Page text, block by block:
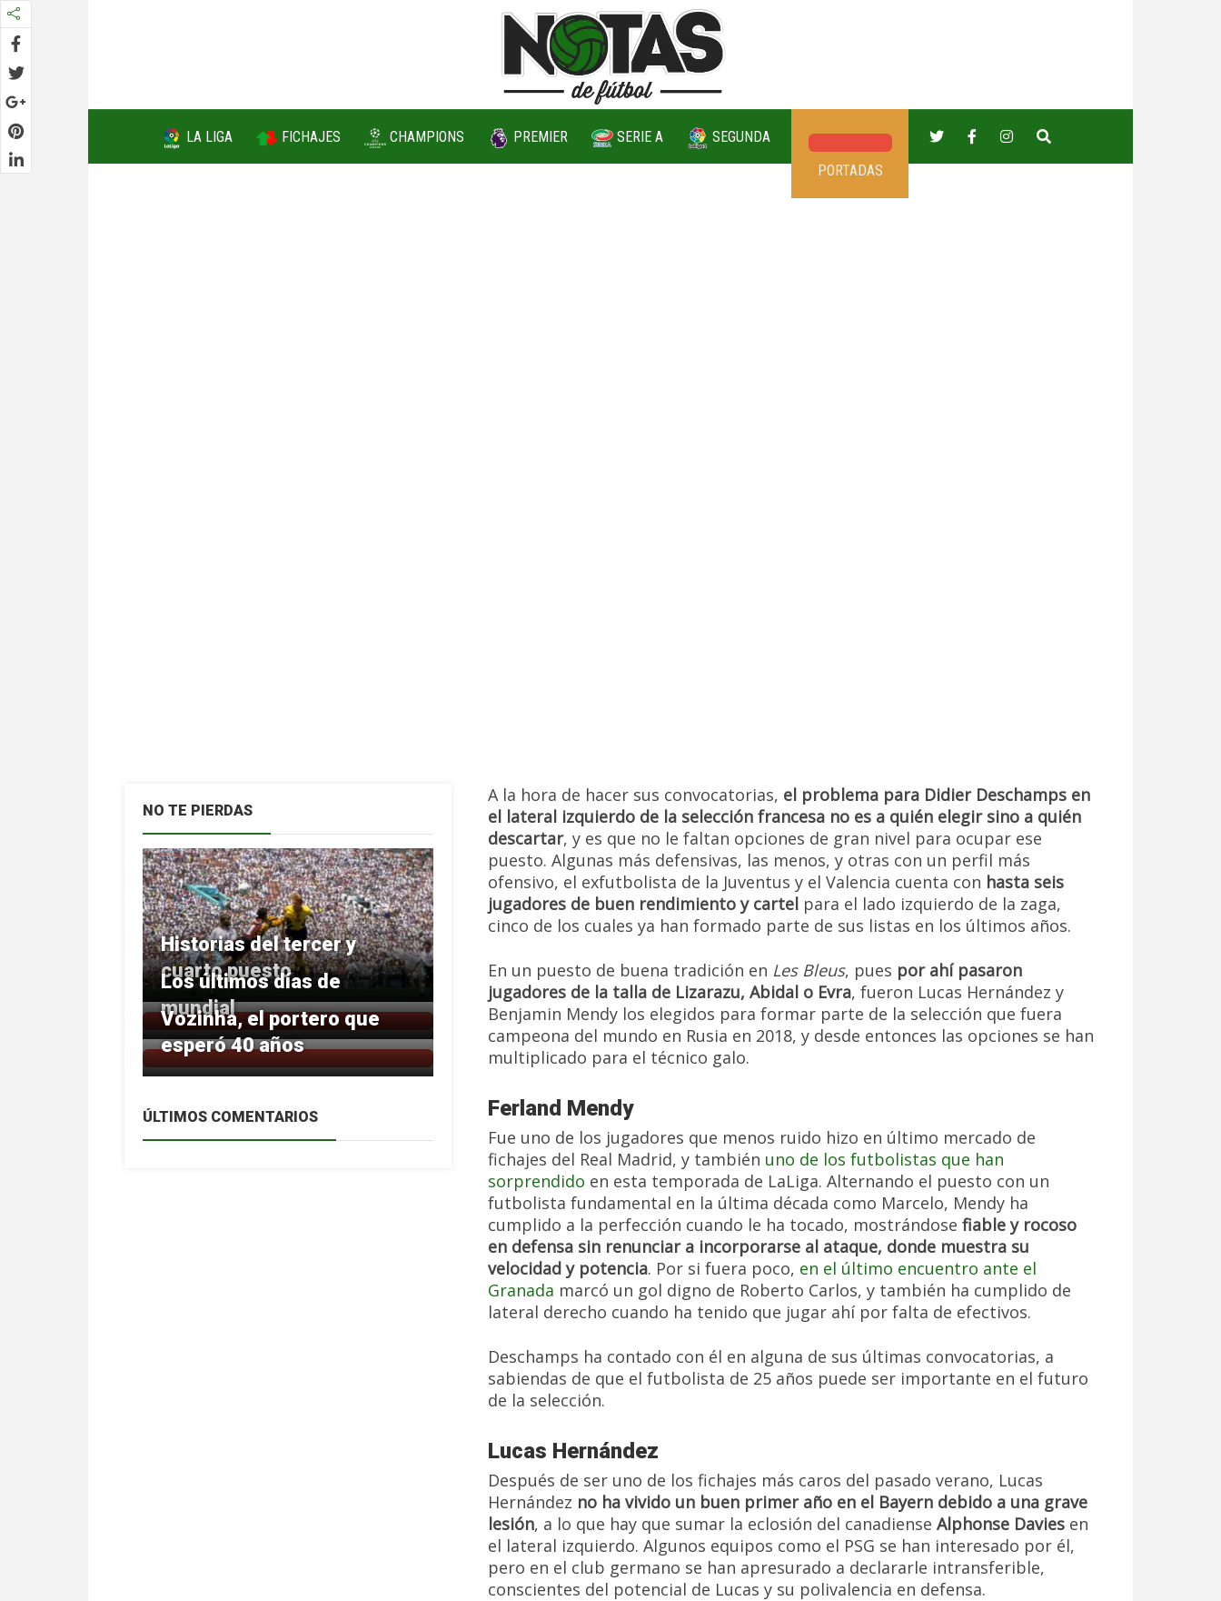
LA LIGA FICHAJES CHAMPIONS PREMIER SERIE A
SEGUNDA
PORTADAS
A la hora de hacer sus convocatorias, el problema para Didier Deschamps en
el lateral izquierdo de la selección francesa no es a quién elegir sino a quién
descartar, y es que no le faltan opciones de gran nivel para ocupar ese
puesto. Algunas más defensivas, las menos, y otras con un perfil más
ofensivo, el exfutbolista de la Juventus y el Valencia cuenta con hasta seis
jugadores de buen rendimiento y cartel para el lado izquierdo de la zaga,
cinco de los cuales ya han formado parte de sus listas en los últimos años.
En un puesto de buena tradición en Les Bleus, pues por ahí pasaron
jugadores de la talla de Lizarazu, Abidal o Evra, fueron Lucas Hernández y
Benjamin Mendy los elegidos para formar parte de la selección que fuera
campeona del mundo en Rusia en 2018, y desde entonces las opciones se han
multiplicado para el técnico galo.
Ferland Mendy
Fue uno de los jugadores que menos ruido hizo en último mercado de
fichajes del Real Madrid, y también uno de los futbolistas que han
sorprendido en esta temporada de LaLiga. Alternando el puesto con un
futbolista fundamental en la última década como Marcelo, Mendy ha
cumplido a la perfección cuando le ha tocado, mostrándose fiable y rocoso
en defensa sin renunciar a incorporarse al ataque, donde muestra su
velocidad y potencia. Por si fuera poco, en el último encuentro ante el
Granada marcó un gol digno de Roberto Carlos, y también ha cumplido de
lateral derecho cuando ha tenido que jugar ahí por falta de efectivos.
Deschamps ha contado con él en alguna de sus últimas convocatorias, a
sabiendas de que el futbolista de 25 años puede ser importante en el futuro
de la selección.
Lucas Hernández
Después de ser uno de los fichajes más caros del pasado verano, Lucas
Hernández no ha vivido un buen primer año en el Bayern debido a una grave
lesión, a lo que hay que sumar la eclosión del canadiense Alphonse Davies en
el lateral izquierdo. Algunos equipos como el PSG se han interesado por él,
pero en el club germano se han apresurado a declararle intransferible,
conscientes del potencial de Lucas y su polivalencia en defensa.
NO TE PIERDAS
Historias del tercer y
cuarto puesto
Los últimos días de
mundial
Vozinha, el portero que
esperó 40 años
ÚLTIMOS COMENTARIOS